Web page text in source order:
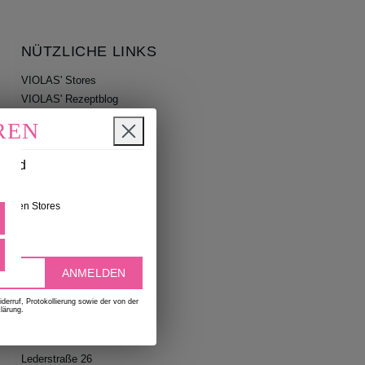
NÜTZLICHE LINKS
VIOLAS' Stores
VIOLAS' Rezeptblog
VIOLAS' Newsletter
VIOLAS' GMBH
Lederstraße 26
und
Stores
ANMELDEN
Protokollierung sowie der von der